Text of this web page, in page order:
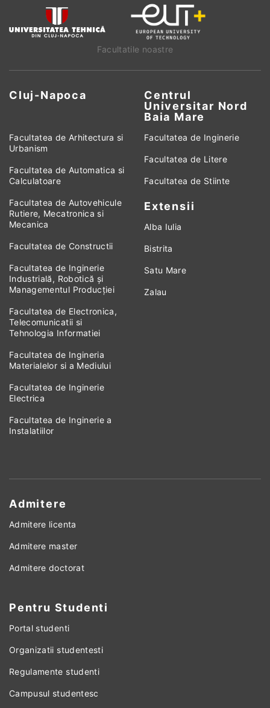
Facultatile noastre
Cluj-Napoca
Centrul
Universitar Nord
Baia Mare
Facultatea de Arhitectura si
Urbanism
Facultatea de Automatica si
Calculatoare
Facultatea de Autovehicule
Rutiere, Mecatronica si
Mecanica
Facultatea de Constructii
Facultatea de Inginerie
Industrială, Robotică și
Managementul Producției
Facultatea de Electronica,
Telecomunicatii si
Tehnologia Informatiei
Facultatea de Ingineria
Materialelor si a Mediului
Facultatea de Inginerie
Electrica
Facultatea de Inginerie a
Instalatiilor
Facultatea de Inginerie
Facultatea de Litere
Facultatea de Stiinte
Extensii
Alba Iulia
Bistrita
Satu Mare
Zalau
Admitere
Admitere licenta
Admitere master
Admitere doctorat
Pentru Studenti
Portal studenti
Organizatii studentesti
Regulamente studenti
Campusul studentesc